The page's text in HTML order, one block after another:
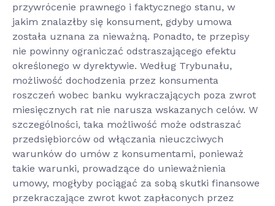
przywrócenie prawnego i faktycznego stanu, w
jakim znalazłby się konsument, gdyby umowa
została uznana za nieważną. Ponadto, te przepisy
nie powinny ograniczać odstraszającego efektu
określonego w dyrektywie. Według Trybunału,
możliwość dochodzenia przez konsumenta
roszczeń wobec banku wykraczających poza zwrot
miesięcznych rat nie narusza wskazanych celów. W
szczególności, taka możliwość może odstraszać
przedsiębiorców od włączania nieuczciwych
warunków do umów z konsumentami, ponieważ
takie warunki, prowadzące do unieważnienia
umowy, mogłyby pociągać za sobą skutki finansowe
przekraczające zwrot kwot zapłaconych przez